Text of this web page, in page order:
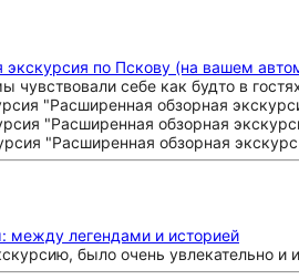
экскурсия по Пскову (на вашем
чувствовали себе как будто в
между легендами и историей
было очень увлекательно